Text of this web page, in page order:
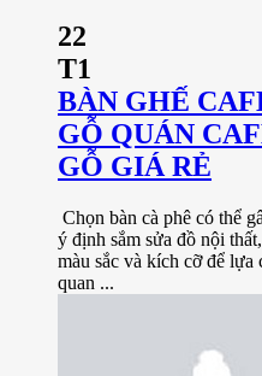
22
T1
BÀN GHẾ
GỖ QUÁN
GỖ GIÁ RẺ
Chọn bàn cà phê có thể
ý định sắm sửa đồ nội
màu sắc và kích cỡ để lựa
quan ...